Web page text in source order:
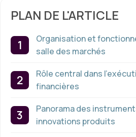
PLAN DE L'ARTICLE
Organisation et
salle des marchés
Rôle central dans
financières
Panorama des
innovations produits